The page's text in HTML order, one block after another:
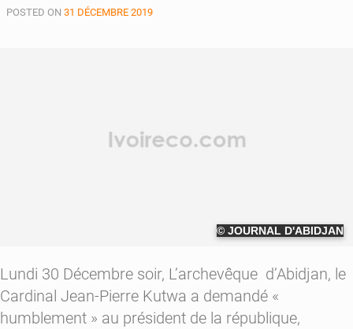
POSTED ON 31 DÉCEMBRE 2019
© JOURNAL D'ABIDJAN
Lundi 30 Décembre soir, L’archevêque d’Abidjan, le
Cardinal Jean-Pierre Kutwa a demandé «
humblement » au président de la république,